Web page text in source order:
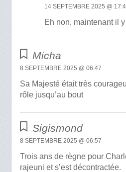
14 SEPTEMBRE 2025 @
Eh non, maintenant il
Micha
8 SEPTEMBRE 2025 @ 06:47
Sa Majesté était très
rôle jusqu’au bout
Sigismond
8 SEPTEMBRE 2025 @ 06:57
Trois ans de règne pour
rajeuni et s’est décontractée.